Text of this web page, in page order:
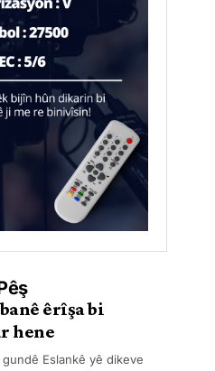
êrîşa bi
hene
Eslankê yê dikeve